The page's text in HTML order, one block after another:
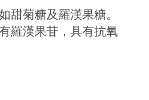
菊糖及羅漢果糖。
羅漢果苷，具有抗氧